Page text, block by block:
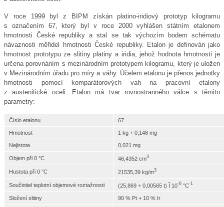
V roce 1999 byl z BIPM získán platino-iridiový prototyp kilogramu
s označením 67, který byl v roce 2000 vyhlášen státním etalonem
hmotnosti České republiky a stal se tak výchozím bodem schématu
návaznosti měřidel hmotnosti České republiky. Etalon je definován jako
hmotnost prototypu ze slitiny platiny a iridia, jehož hodnota hmotnosti je
určena porovnáním s mezinárodním prototypem kilogramu, který je uložen
v Mezinárodním úřadu pro míry a váhy. Účelem etalonu je přenos jednotky
hmotnosti pomocí komparátorových vah na pracovní etalony
z austenitické oceli. Etalon má tvar rovnostranného válce s těmito
parametry:
Číslo etalonu 67
Hmotnost 1 kg + 0,148 mg
Nejistota 0,021 mg
Objem při 0 °C 46,4352 cm3
Hustota při 0 °C 21535,39 kg/m3
Součinitel teplotní objemové roztažnosti (25,869 + 0,00565 t) Î 10-6 °C-1
Složení slitiny 90 % Pt + 10 % Ir